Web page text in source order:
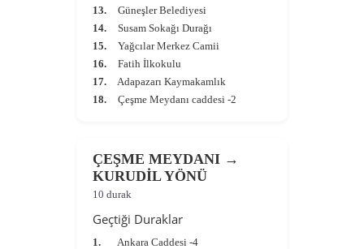
13.
Güneşler Belediyesi
14.
Susam Sokağı Durağı
15.
Yağcılar Merkez Camii
16.
Fatih İlkokulu
17.
Adapazarı Kaymakamlık
18.
Çeşme Meydanı caddesi -2
ÇEŞME MEYDANI →
KURUDİL YÖNÜ
10 durak
Geçtiği Duraklar
1.
Ankara Caddesi -4